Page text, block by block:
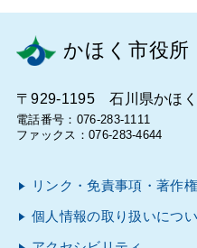
かほく市役所
〒929-1195 石川県かほ
電話番号：076-283-1111
ファックス：076-283-4644
リンク・免責事項・著作権
個人情報の取り扱いにつ